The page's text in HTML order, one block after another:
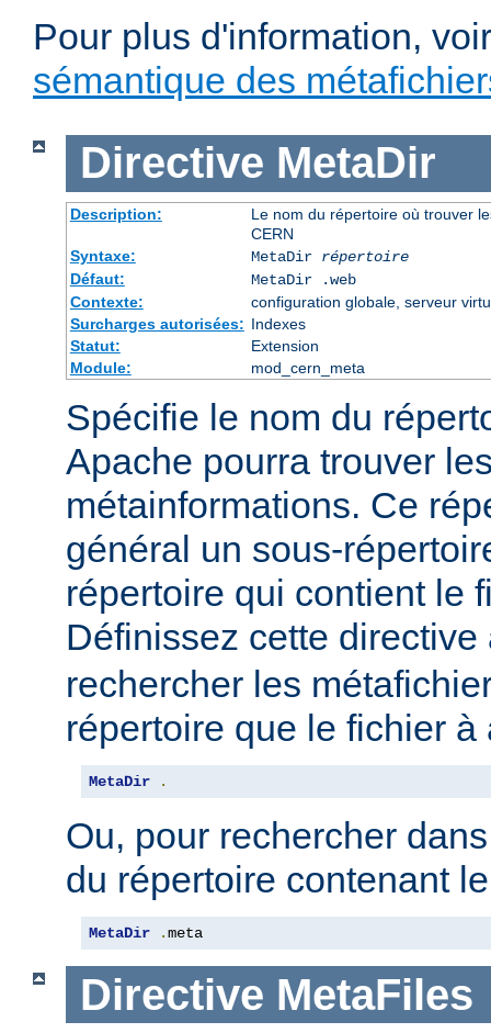
Pour plus d'information,
sémantique des
Directive MetaDir
Description:
Le nom du répertoire où trouver
CERN
Syntaxe:
MetaDir répertoire
Défaut:
MetaDir .web
Contexte:
configuration globale, serveur
Surcharges autorisées: Indexes
Statut:
Extension
Module:
mod_cern_meta
Spécifie le nom du
Apache pourra trouver
métainformations. Ce
général un sous-
répertoire qui contient le
Définissez cette directive
rechercher les
répertoire que le fichier à
MetaDir .
Ou, pour rechercher
du répertoire contenant
MetaDir .meta
Directive MetaFiles